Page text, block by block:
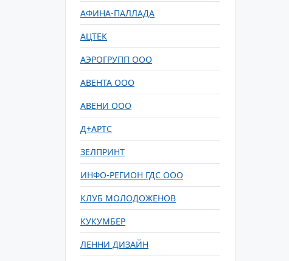
АФИНА-ПАЛЛАДА
АЦТЕК
АЭРОГРУПП ООО
АВЕНТА ООО
АВЕНИ ООО
Д+АРТС
ЗЕЛПРИНТ
ИНФО-РЕГИОН ГДС ООО
КЛУБ МОЛОДОЖЕНОВ
КУКУМБЕР
ЛЕННИ ДИЗАЙН